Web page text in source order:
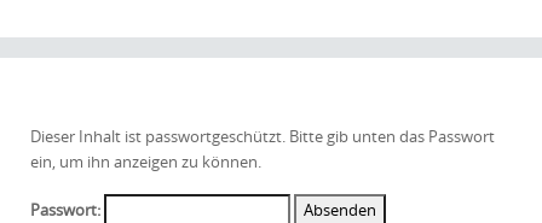
Dieser Inhalt ist passwortgeschützt. Bitte gib unten das Passwort
ein, um ihn anzeigen zu können.
Passwort: